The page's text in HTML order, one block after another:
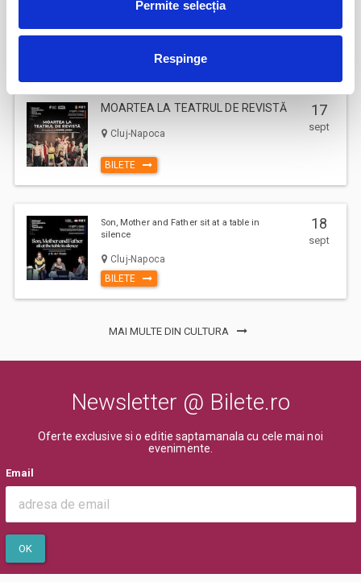
Permite selecția
Respinge
MOARTEA LA TEATRUL DE REVISTĂ
Cluj-Napoca
BILETE
17
sept
Son, Mother and Father sit at a table in
silence
Cluj-Napoca
BILETE
18
sept
MAI MULTE DIN CULTURA
Newsletter @ Bilete.ro
Oferte exclusive si o editie saptamanala cu cele mai noi
evenimente.
Email
OK